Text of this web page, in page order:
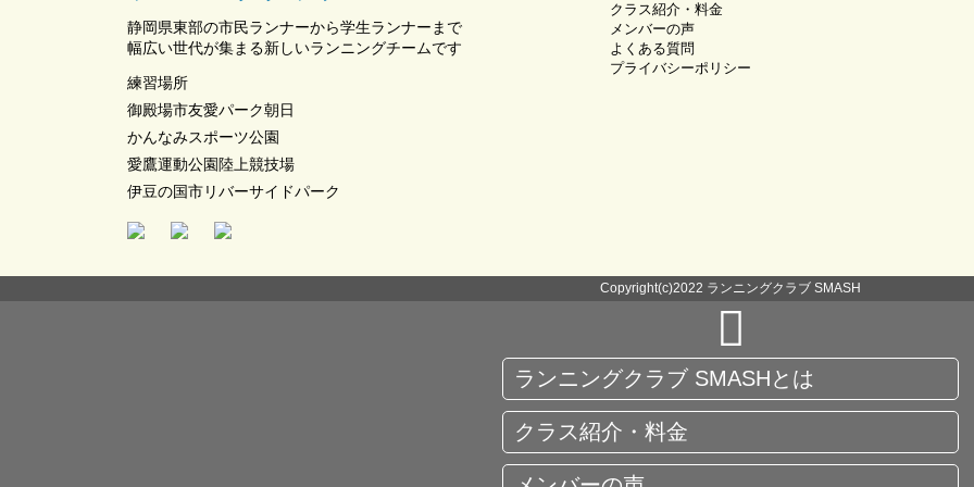
静岡県東部の市民ランナーから学生ランナーまで
幅広い世代が集まる新しいランニングチームです
練習場所
御殿場市友愛パーク朝日
かんなみスポーツ公園
愛鷹運動公園陸上競技場
伊豆の国市リバーサイドパーク
クラス紹介・料金
メンバーの声
よくある質問
プライバシーポリシー
Copyright(c)2022 ランニングクラブ SMASH
ランニングクラブ SMASHとは
クラス紹介・料金